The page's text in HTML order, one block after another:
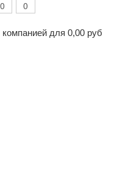
компанией для 0,00 руб